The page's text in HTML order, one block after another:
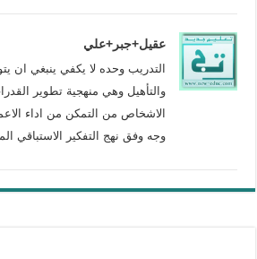
عقيل+جبر+علي
التدريب وحده لا يكفي ينبغي ان
والتأهيل وهي منهجية تطوير
الاشخاص من التمكن من اداء
وجه وفق نهج التفكير الاستباقي